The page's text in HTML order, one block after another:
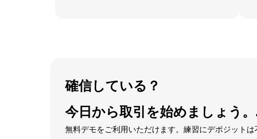
確信している？
今日から取引を始めましょう
無料デモをご利用いただけます。練習にデポジットは